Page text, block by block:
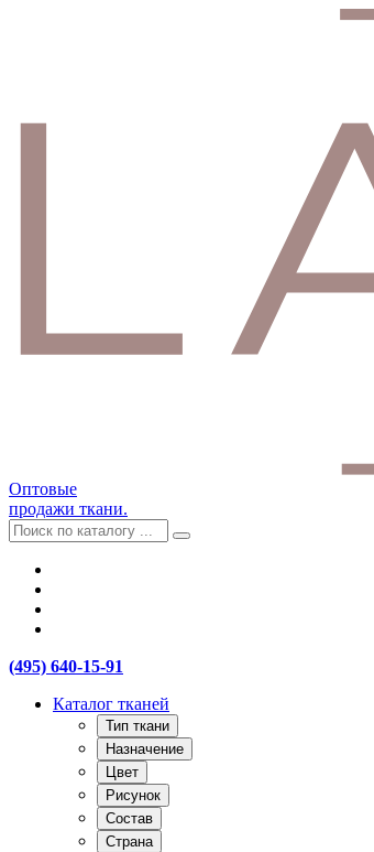
Оптовые
продажи ткани.
(495) 640-15-91
Каталог тканей
Тип ткани
Назначение
Цвет
Рисунок
Состав
Страна